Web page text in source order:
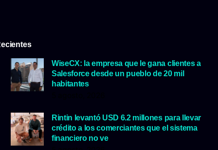
WiseCX: la empresa que le gana clientes a
Salesforce desde un pueblo de 20 mil
habitantes
Rintin levantó USD 6.2 millones para llevar
crédito a los comerciantes que el sistema
financiero no ve